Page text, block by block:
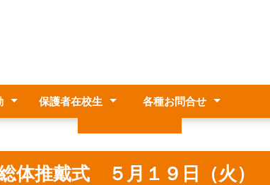
保護者在校生
進路・奨学金等
いじめ防止基本方針
部活動方針
１人１台端末
保健室より
各種お問合せ
卒業生各種証明書
進路関係
推戴式 ５月１９日（火